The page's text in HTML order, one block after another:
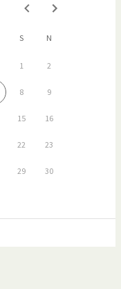
S N
1 2
8 9
15 16
22 23
29 30